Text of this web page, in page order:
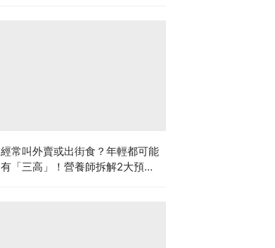
經常叫外賣或出街食？年輕都可能
有「三高」！營養師拆解2大預防